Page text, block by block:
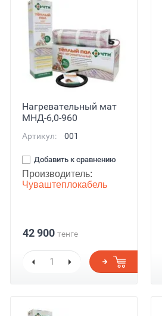
Нагревательный мат
МНД-6,0-960
Артикул: 001
Добавить к сравнению
Производитель:
Чуваштеплокабель
42 900 тенге